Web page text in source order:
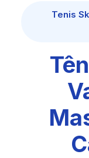
Tenis